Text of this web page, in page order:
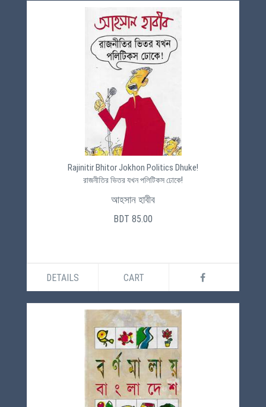
Rajinitir Bhitor Jokhon Politics Dhuke!
রাজনীতির ভিতর যখন পলিটিকস ঢোকে!
আহসান হাবীব
BDT 85.00
DETAILS CART